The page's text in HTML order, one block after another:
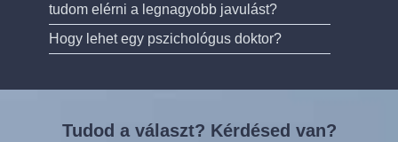
tudom elérni a legnagyobb javulást?
Hogy lehet egy pszichológus doktor?
Tudod a választ? Kérdésed van?